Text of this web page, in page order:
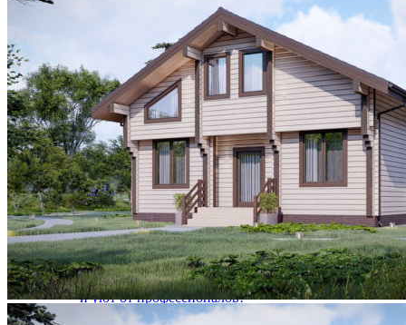
Инженерные коммуникации
Подбор земельного участка
Покраска, обновление фасада
Устройство кровли
Выезд инженера-эксперта на участок
Геология участка
Комплексные системы безопасности
ТЕХНОЛОГИИ
ТЕХНОЛОГИИ
Строительство дома в Крыму быстро и просто
Как построить дом в Крыму – от проекта до
реализации
Клееный брус
Дома из клееного бруса в Крыму
Деревянные дома в Крыму под ключ
Строительство домов в Крыму под ключ: комфорт
и уют от профессионалов!
Все, что вы хотели знать о домах из клееного